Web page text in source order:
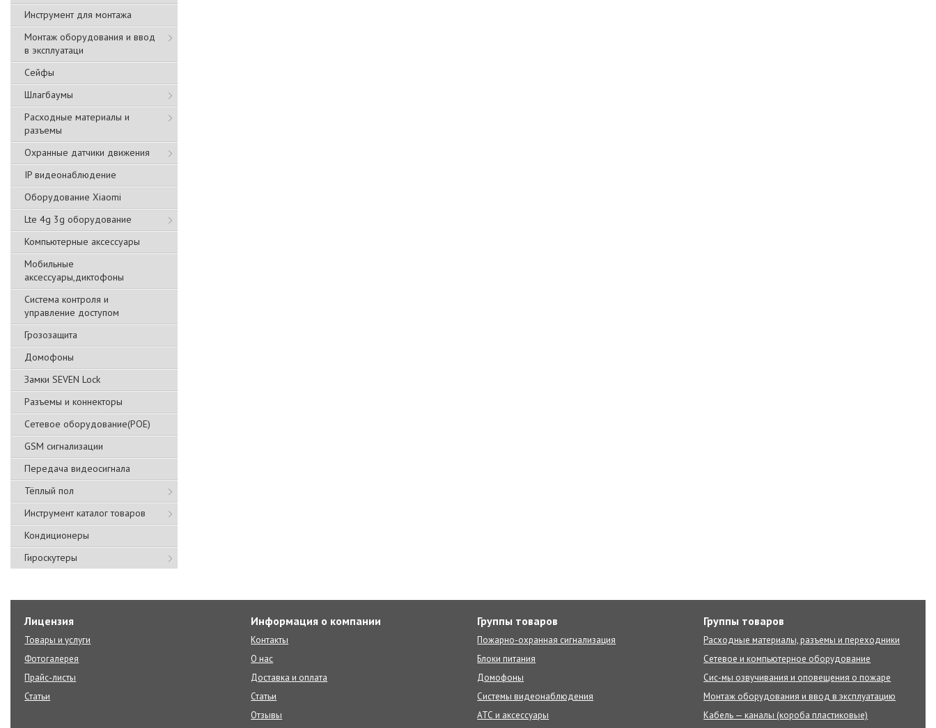
Инструмент для монтажа
Монтаж оборудования и ввод
в эксплуатаци
Сейфы
Шлагбаумы
Расходные материалы и
разъемы
Охранные датчики движения
IP видеонаблюдение
Оборудование Xiaomi
Lte 4g 3g оборудование
Компьютерные аксессуары
Мобильные
аксессуары,диктофоны
Система контроля и
управление доступом
Грозозащита
Домофоны
Замки SEVEN Lock
Разъемы и коннекторы
Сетевое оборудование(POE)
GSM сигнализации
Передача видеосигнала
Тёплый пол
Инструмент каталог товаров
Кондиционеры
Гироскутеры
Лицензия
Товары и услуги
Фотогалерея
Прайс-листы
Статьи
Информация о компании
Контакты
О нас
Доставка и оплата
Статьи
Отзывы
Группы товаров
Пожарно-охранная сигнализация
Блоки питания
Домофоны
Системы видеонаблюдения
АТС и аксессуары
Группы товаров
Расходные материалы, разъемы и переходники
Сетевое и компьютерное оборудование
Сис-мы озвучивания и оповещения о пожаре
Монтаж оборудования и ввод в эксплуатацию
Кабель — каналы (короба пластиковые)